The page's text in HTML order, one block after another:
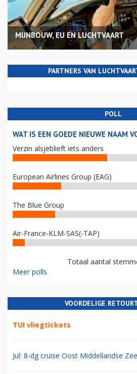
MIJNBOUW, EU EN LUCHTVAART
PARTNERS VAN
POLL
WAT IS EEN GOEDE NIEUWE NAAM
Verzin alsjeblieft iets anders
European Airlines Group (EAG)
The Blue Group
Air-France-KLM-SAS(-TAP)
Totaal aantal
Meer polls
VOORDELIGE
TUI vliegtickets
Jul: 8-dg cruise Oost Middellandse